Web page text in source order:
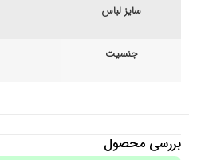
سایز لباس
جنسیت
بررسی محصول